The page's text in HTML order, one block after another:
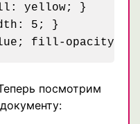
yellow; }
5; }
посмотрим